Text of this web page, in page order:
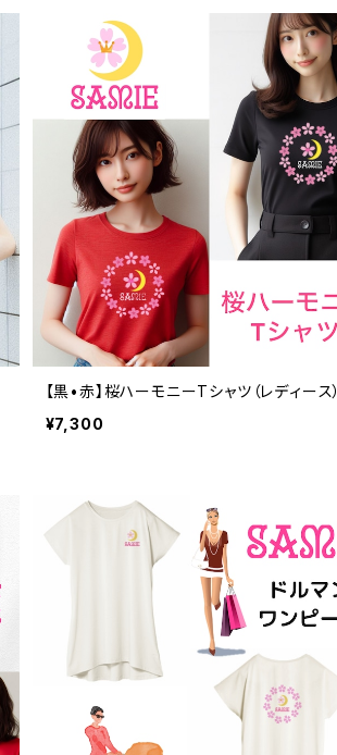
【黒•赤】桜ハーモニーTシャツ（レディース）
¥7,300